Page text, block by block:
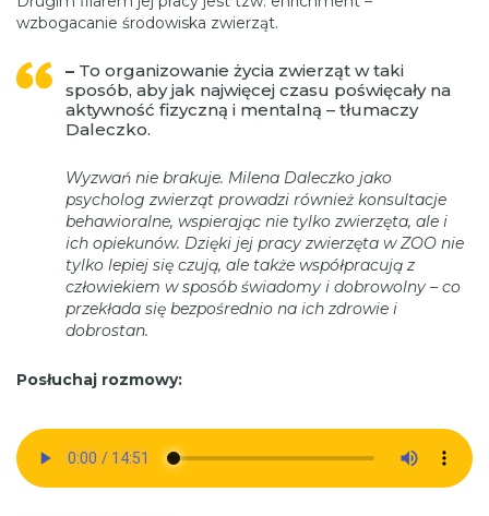
wzbogacanie środowiska zwierząt.
– To organizowanie życia zwierząt w taki
sposób, aby jak najwięcej czasu poświęcały na
aktywność fizyczną i mentalną – tłumaczy
Daleczko.
Wyzwań nie brakuje. Milena Daleczko jako
psycholog zwierząt prowadzi również konsultacje
behawioralne, wspierając nie tylko zwierzęta, ale i
ich opiekunów. Dzięki jej pracy zwierzęta w ZOO nie
tylko lepiej się czują, ale także współpracują z
człowiekiem w sposób świadomy i dobrowolny – co
przekłada się bezpośrednio na ich zdrowie i
dobrostan.
Posłuchaj rozmowy: